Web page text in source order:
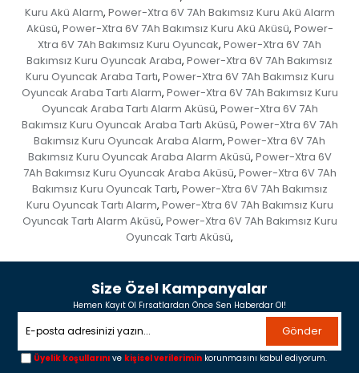
Kuru Akü Alarm, Power-Xtra 6V 7Ah Bakımsız Kuru Akü Alarm
Aküsü, Power-Xtra 6V 7Ah Bakımsız Kuru Akü Aküsü, Power-
Xtra 6V 7Ah Bakımsız Kuru Oyuncak, Power-Xtra 6V 7Ah
Bakımsız Kuru Oyuncak Araba, Power-Xtra 6V 7Ah Bakımsız
Kuru Oyuncak Araba Tartı, Power-Xtra 6V 7Ah Bakımsız Kuru
Oyuncak Araba Tartı Alarm, Power-Xtra 6V 7Ah Bakımsız Kuru
Oyuncak Araba Tartı Alarm Aküsü, Power-Xtra 6V 7Ah
Bakımsız Kuru Oyuncak Araba Tartı Aküsü, Power-Xtra 6V 7Ah
Bakımsız Kuru Oyuncak Araba Alarm, Power-Xtra 6V 7Ah
Bakımsız Kuru Oyuncak Araba Alarm Aküsü, Power-Xtra 6V
7Ah Bakımsız Kuru Oyuncak Araba Aküsü, Power-Xtra 6V 7Ah
Bakımsız Kuru Oyuncak Tartı, Power-Xtra 6V 7Ah Bakımsız
Kuru Oyuncak Tartı Alarm, Power-Xtra 6V 7Ah Bakımsız Kuru
Oyuncak Tartı Alarm Aküsü, Power-Xtra 6V 7Ah Bakımsız Kuru
Oyuncak Tartı Aküsü,
Size Özel Kampanyalar
Hemen Kayıt Ol Fırsatlardan Önce Sen Haberdar Ol!
Gönder
Üyelik koşullarını ve kişisel verilerimin korunmasını kabul ediyorum.